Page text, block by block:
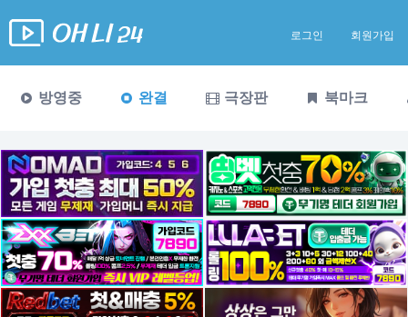
로그인 회원가입
방영중 완결 극장판 북마크